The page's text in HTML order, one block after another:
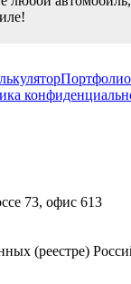
Портфолио
73, офис 613
(реестре)